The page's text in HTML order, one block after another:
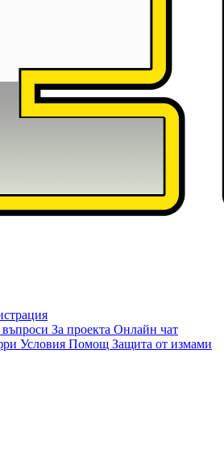
въпроси За проекта Онлайн чат
Условия Помощ Защита от измами